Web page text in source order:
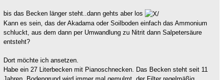
bis das Becken länger steht..dann gehts aber los
Kann es sein, das der Akadama oder Soilboden einfach das Ammonium
schluckt, aus dem dann per Umwandlung zu Nitrit dann Salpetersäure
entsteht?
Dort möchte ich ansetzen.
Habe ein 27 Literbecken mit Pianoschnecken. Das Becken steht seit 11